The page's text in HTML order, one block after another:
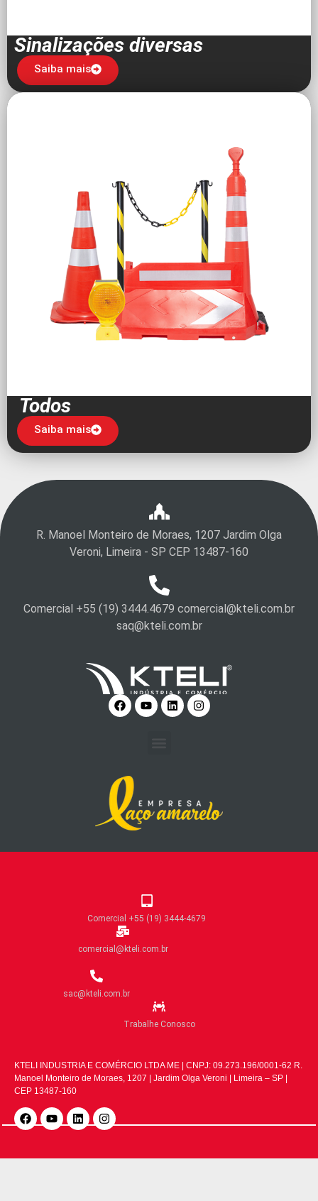
Sinalizações diversas
Saiba mais
Todos
Saiba mais
R. Manoel Monteiro de Moraes, 1207 Jardim Olga
Veroni, Limeira - SP CEP 13487-160
Comercial +55 (19) 3444.4679 comercial@kteli.com.br
saq@kteli.com.br
Comercial +55 (19) 3444-4679
comercial@kteli.com.br
sac@kteli.com.br
Trabalhe Conosco
KTELI INDUSTRIA E COMÉRCIO LTDA ME | CNPJ: 09.273.196/0001-62 R.
Manoel Monteiro de Moraes, 1207 | Jardim Olga Veroni | Limeira – SP |
CEP 13487-160